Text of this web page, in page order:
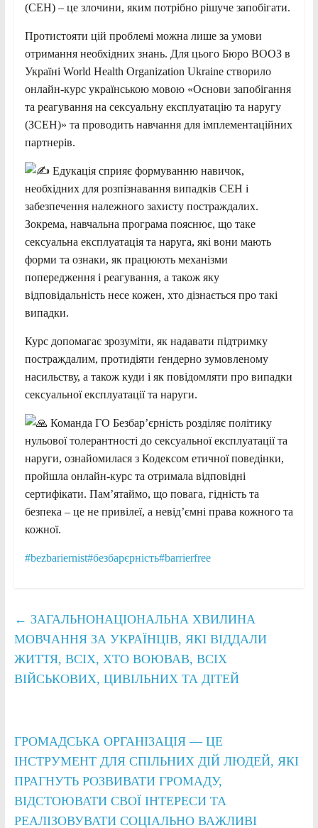
(СЕН) – це злочини, яким потрібно рішуче запобігати.
Протистояти цій проблемі можна лише за умови
отримання необхідних знань. Для цього Бюро ВООЗ в
Україні World Health Organization Ukraine створило
онлайн-курс українською мовою «Основи запобігання
та реагування на сексуальну експлуатацію та наругу
(ЗСЕН)» та проводить навчання для імплементаційних
партнерів.
Едукація сприяє формуванню навичок,
необхідних для розпізнавання випадків СЕН і
забезпечення належного захисту постраждалих.
Зокрема, навчальна програма пояснює, що таке
сексуальна експлуатація та наруга, які вони мають
форми та ознаки, як працюють механізми
попередження і реагування, а також яку
відповідальність несе кожен, хто дізнається про такі
випадки.
Курс допомагає зрозуміти, як надавати підтримку
постраждалим, протидіяти ґендерно зумовленому
насильству, а також куди і як повідомляти про випадки
сексуальної експлуатації та наруги.
Команда ГО Безбар’єрність розділяє політику
нульової толерантності до сексуальної експлуатації та
наруги, ознайомилася з Кодексом етичної поведінки,
пройшла онлайн-курс та отримала відповідні
сертифікати. Пам’ятаймо, що повага, гідність та
безпека – це не привілеї, а невід’ємні права кожного та
кожної.
#bezbariernist#безбарєрність#barrierfree
← ЗАГАЛЬНОНАЦІОНАЛЬНА ХВИЛИНА
МОВЧАННЯ ЗА УКРАЇНЦІВ, ЯКІ ВІДДАЛИ
ЖИТТЯ, ВСІХ, ХТО ВОЮВАВ, ВСІХ
ВІЙСЬКОВИХ, ЦИВІЛЬНИХ ТА ДІТЕЙ
ГРОМАДСЬКА ОРГАНІЗАЦІЯ — ЦЕ
ІНСТРУМЕНТ ДЛЯ СПІЛЬНИХ ДІЙ ЛЮДЕЙ, ЯКІ
ПРАГНУТЬ РОЗВИВАТИ ГРОМАДУ,
ВІДСТОЮВАТИ СВОЇ ІНТЕРЕСИ ТА
РЕАЛІЗОВУВАТИ СОЦІАЛЬНО ВАЖЛИВІ